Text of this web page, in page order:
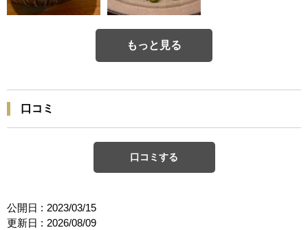
もっと見る
口コミ
口コミする
公開日 : 2023/03/15
更新日 : 2026/08/09